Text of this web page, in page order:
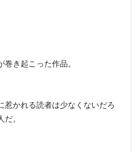
巻き起こった作品。
惹かれる読者は少なくないだろ
だ。